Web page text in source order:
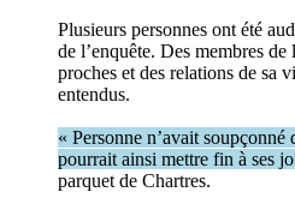
Plusieurs personnes ont été
de l’enquête. Des membres
proches et des relations de sa
entendus.
« Personne n’avait
pourrait ainsi mettre fin à ses
parquet de Chartres.